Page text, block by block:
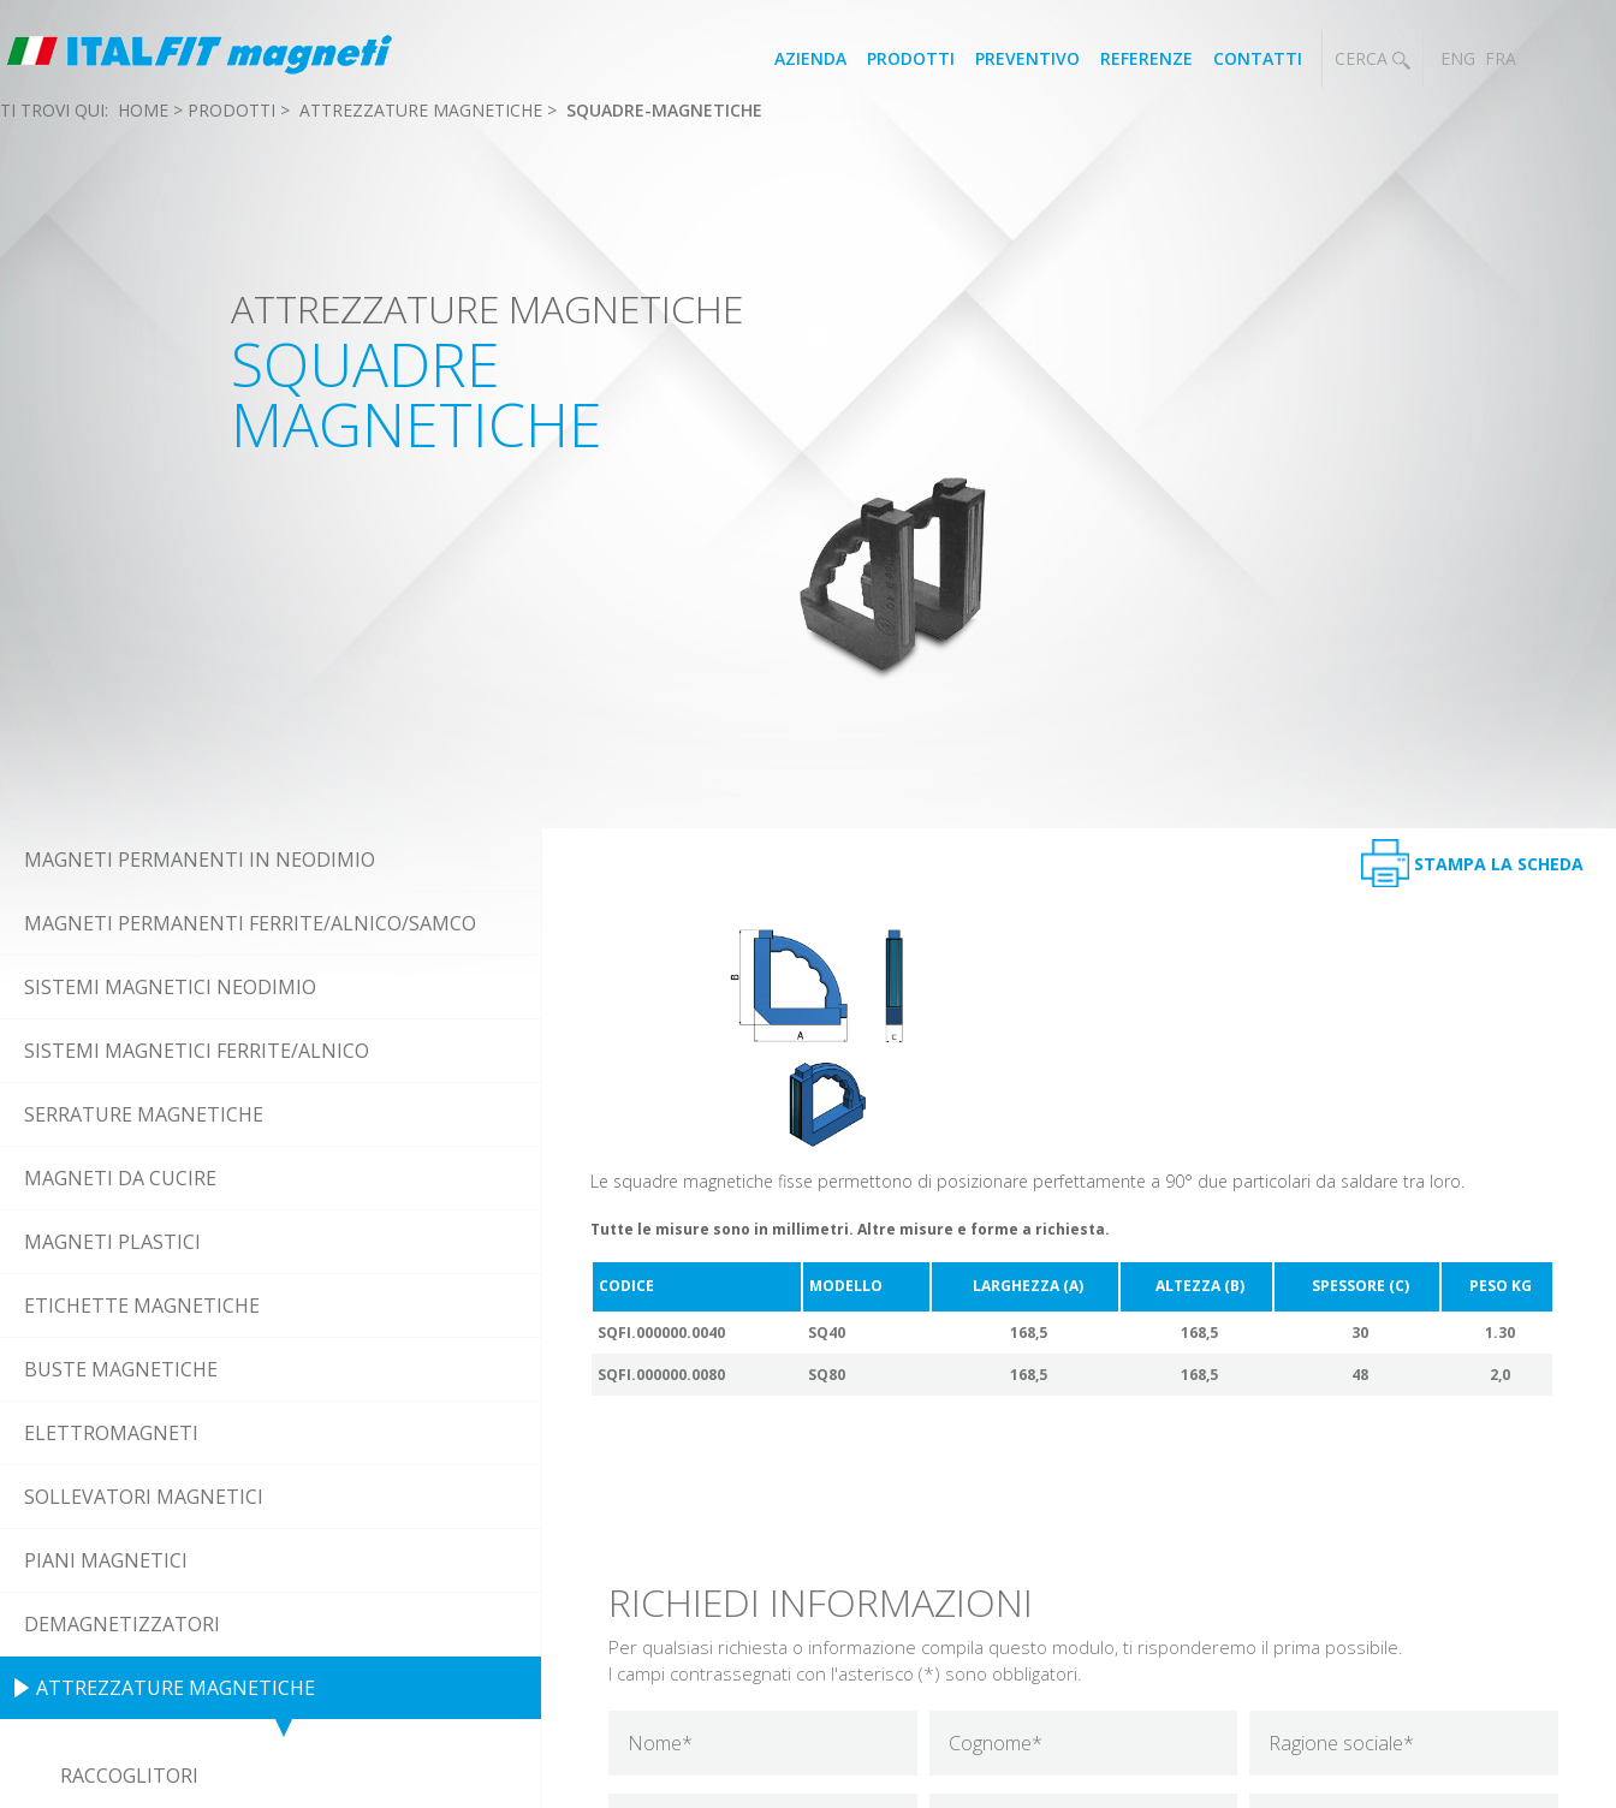
CERCA ENG FRA
AZIENDA PRODOTTI PREVENTIVO REFERENZE CONTATTI
TI TROVI QUI: HOME > PRODOTTI > ATTREZZATURE MAGNETICHE > SQUADRE-MAGNETICHE
ATTREZZATURE MAGNETICHE
SQUADRE
MAGNETICHE
MAGNETI PERMANENTI IN NEODIMIO
MAGNETI PERMANENTI FERRITE/ALNICO/SAMCO
SISTEMI MAGNETICI NEODIMIO
SISTEMI MAGNETICI FERRITE/ALNICO
SERRATURE MAGNETICHE
MAGNETI DA CUCIRE
MAGNETI PLASTICI
ETICHETTE MAGNETICHE
BUSTE MAGNETICHE
ELETTROMAGNETI
SOLLEVATORI MAGNETICI
PIANI MAGNETICI
DEMAGNETIZZATORI
ATTREZZATURE MAGNETICHE
RACCOGLITORI
STAMPA LA SCHEDA
Le squadre magnetiche fisse permettono di posizionare perfettamente a 90° due particolari da saldare tra loro.
Tutte le misure sono in millimetri. Altre misure e forme a richiesta.
CODICE MODELLO LARGHEZZA (A) ALTEZZA (B) SPESSORE (C) PESO KG
SQFI.000000.0040 SQ40 168,5 168,5 30 1.30
SQFI.000000.0080 SQ80 168,5 168,5 48 2,0
RICHIEDI INFORMAZIONI
Per qualsiasi richiesta o informazione compila questo modulo, ti risponderemo il prima possibile.
I campi contrassegnati con l'asterisco (*) sono obbligatori.